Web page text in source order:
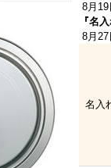
8月
『名
8月
名入